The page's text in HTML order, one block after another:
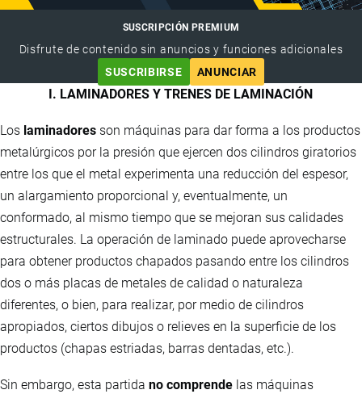
SUSCRIPCIÓN PREMIUM
Disfrute de contenido sin anuncios y funciones adicionales
SUSCRIBIRSE
ANUNCIAR
I. LAMINADORES Y TRENES DE LAMINACIÓN
Los laminadores son máquinas para dar forma a los productos
metalúrgicos por la presión que ejercen dos cilindros giratorios
entre los que el metal experimenta una reducción del espesor,
un alargamiento proporcional y, eventualmente, un
conformado, al mismo tiempo que se mejoran sus calidades
estructurales. La operación de laminado puede aprovecharse
para obtener productos chapados pasando entre los cilindros
dos o más placas de metales de calidad o naturaleza
diferentes, o bien, para realizar, por medio de cilindros
apropiados, ciertos dibujos o relieves en la superficie de los
productos (chapas estriadas, barras dentadas, etc.).
Sin embargo, esta partida no comprende las máquinas